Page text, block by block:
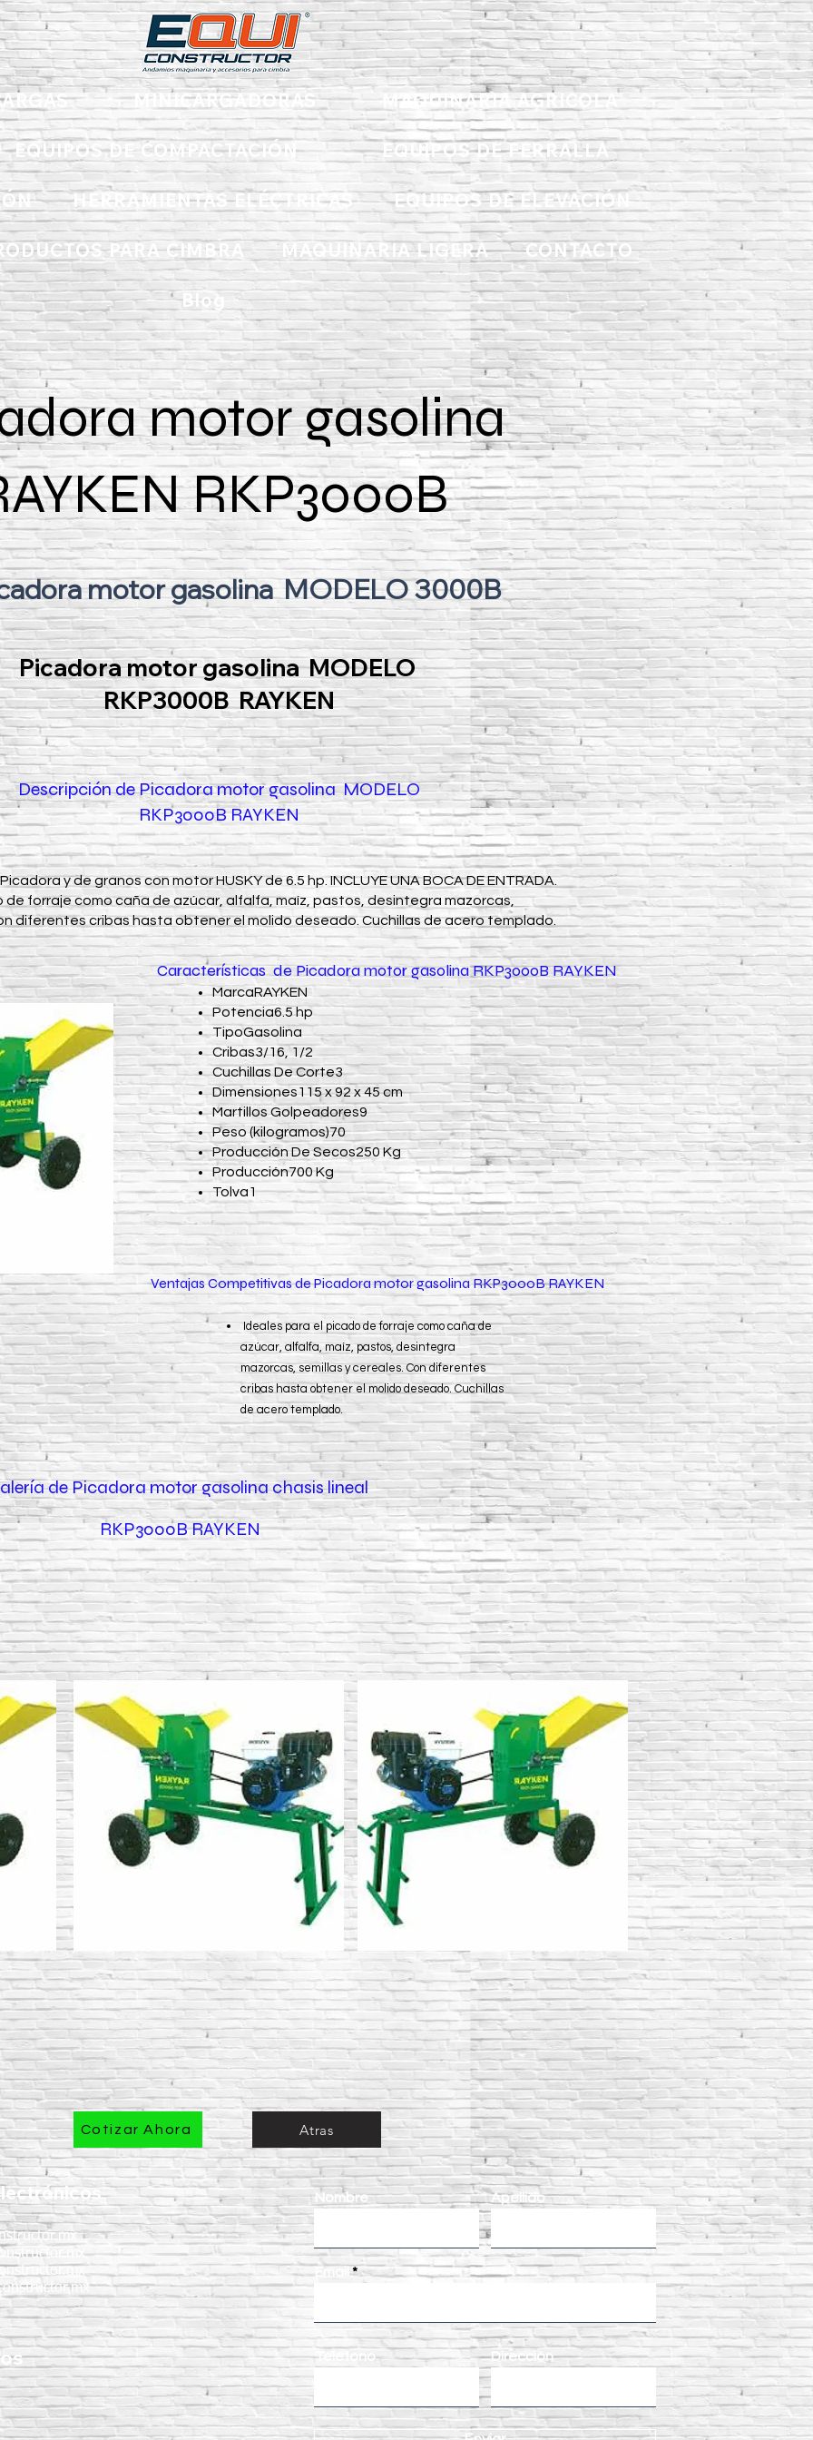
MINICARGADORAS MAQUINARIA AGRICOLA
EQUIPOS DE COMPACTACIÓN EQUIPOS DE FERRALLA
HERRAMIENTAS ELÉCTRICAS EQUIPOS DE ELEVACIÓN
PARA CIMBRA MAQUINARIA LIGERA CONTACTO
Blog
motor gasolina
RKP3000B
motor gasolina MODELO 3000B
Picadora motor gasolina MODELO
RKP3000B RAYKEN
Descripción de Picadora motor gasolina MODELO
RKP3000B RAYKEN
y de granos con motor HUSKY de 6.5 hp. INCLUYE UNA BOCA DE ENTRADA.
de forraje como caña de azúcar, alfalfa, maíz, pastos, desintegra mazorcas,
diferentes cribas hasta obtener el molido deseado. Cuchillas de acero templado.
Características de Picadora motor gasolina RKP3000B RAYKEN
MarcaRAYKEN
Potencia6.5 hp
TipoGasolina
Cribas3/16, 1/2
Cuchillas De Corte3
Dimensiones115 x 92 x 45 cm
Martillos Golpeadores9
Peso (kilogramos)70
Producción De Secos250 Kg
Producción700 Kg
Tolva1
Ventajas Competitivas de Picadora motor gasolina RKP3000B RAYKEN
Ideales para el picado de forraje como caña de
azúcar, alfalfa, maíz, pastos, desintegra
mazorcas, semillas y cereales. Con diferentes
cribas hasta obtener el molido deseado. Cuchillas
de acero templado.
de Picadora motor gasolina chasis lineal
RKP3000B RAYKEN
Cotizar Ahora Atras
Nombre Apellido
Email
Teléfono Dirección